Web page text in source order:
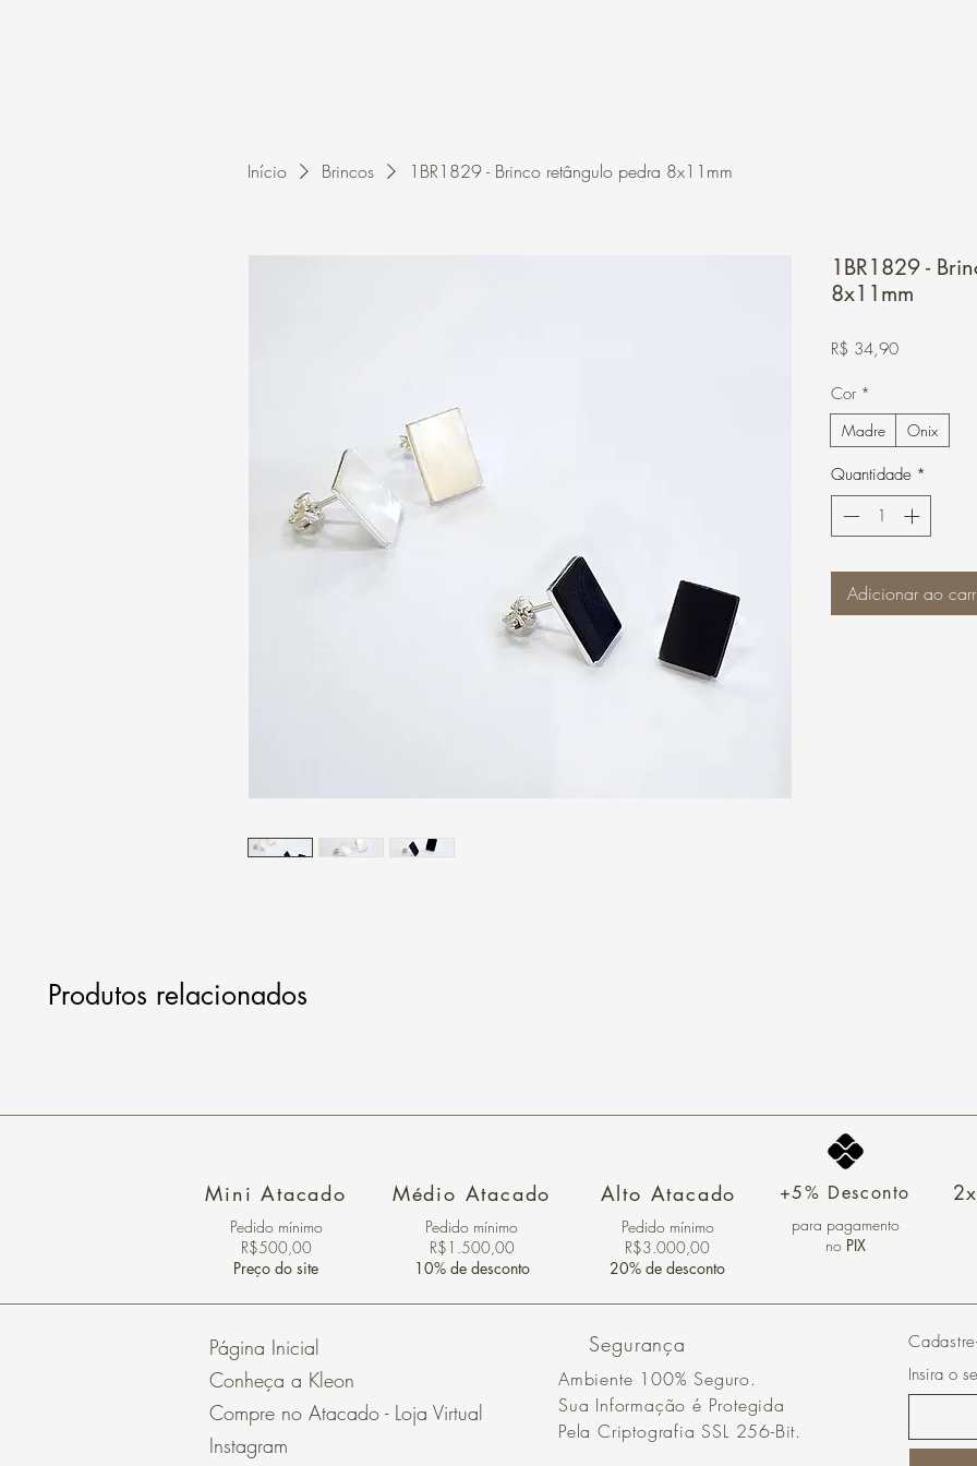
Início Brincos 1BR1829 - Brinco retângulo pedra 8x11mm
1BR1829 -
8x11mm
R$ 34,90Preço
Cor *
Madre Onix
Quantidade *
Adicionar ao
Produtos relacionados
Mini Atacado
Pedido ​mínimo
R$500,00
Preço do site
Médio Atacado
Pedido mínimo
R$1.500,00
10% de desconto
Alto Atacado
Pedido mínimo
R$3.000,00
20% de desconto
+5% Desconto
para pagamento
no PIX
Página Inicial
Conheça a Kleon
Compre no Atacado - Loja Virtual
Instagram
Segurança
Ambiente 100% Seguro.
Sua Informação é Protegida
Pela Criptografia SSL 256-Bit.
Insira o